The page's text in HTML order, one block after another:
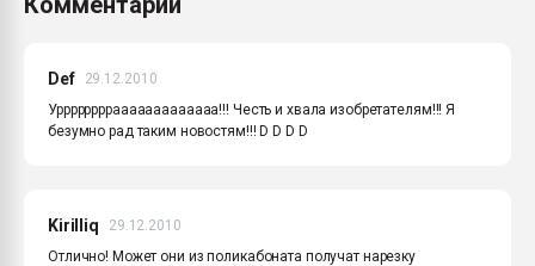
Def
29.12.2010
Уррррррррааааааааааааа!!! Честь и хвала изобретателям!!! Я
безумно рад таким новостям!!! D D D D
Kirilliq
29.12.2010
Отлично! Может они из поликабоната получат нарезку